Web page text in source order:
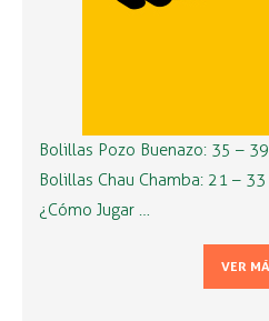
Bolillas Pozo Buenazo: 35 –
Bolillas Chau Chamba: 21 –
¿Cómo Jugar …
VER